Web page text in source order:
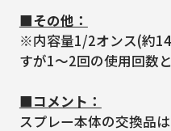
■その他：
※内容量1/2オンス(約
すが1～2回の使用回数
■コメント：
スプレー本体の交換品